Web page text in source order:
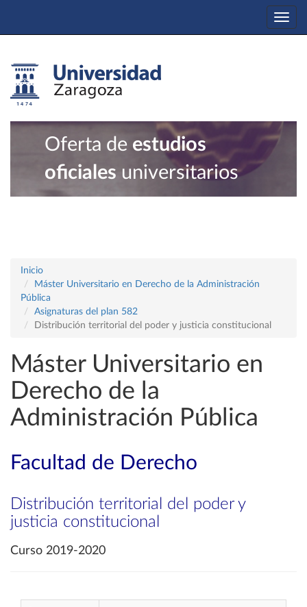
Oferta de estudios
oficiales universitarios
Inicio
Máster Universitario en Derecho de la Administración
Pública
Asignaturas del plan 582
Distribución territorial del poder y justicia constitucional
Máster Universitario en
Derecho de la
Administración Pública
Facultad de Derecho
Distribución territorial del poder y
justicia constitucional
Curso 2019-2020